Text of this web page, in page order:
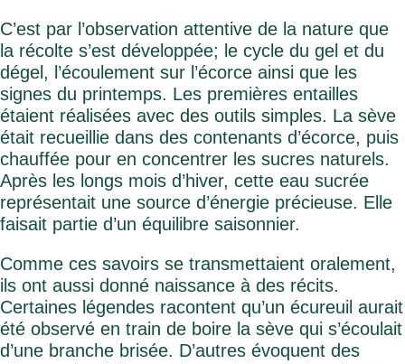
C’est par l’observation attentive de la nature que
la récolte s’est développée; le cycle du gel et du
dégel, l’écoulement sur l’écorce ainsi que les
signes du printemps. Les premières entailles
étaient réalisées avec des outils simples. La sève
était recueillie dans des contenants d’écorce, puis
chauffée pour en concentrer les sucres naturels.
Après les longs mois d’hiver, cette eau sucrée
représentait une source d’énergie précieuse. Elle
faisait partie d’un équilibre saisonnier.
Comme ces savoirs se transmettaient oralement,
ils ont aussi donné naissance à des récits.
Certaines légendes racontent qu’un écureuil aurait
été observé en train de boire la sève qui s’écoulait
d’une branche brisée. D’autres évoquent des